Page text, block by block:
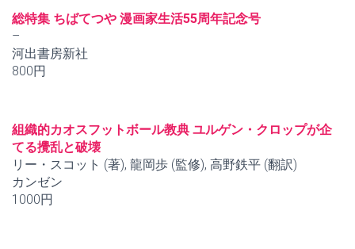
総特集 ちばてつや 漫画家生活55周年記念号
–
河出書房新社
800円
組織的カオスフットボール教典 ユルゲン・クロップが企
てる攪乱と破壊
リー・スコット (著), 龍岡歩 (監修), 高野鉄平 (翻訳)
カンゼン
1000円